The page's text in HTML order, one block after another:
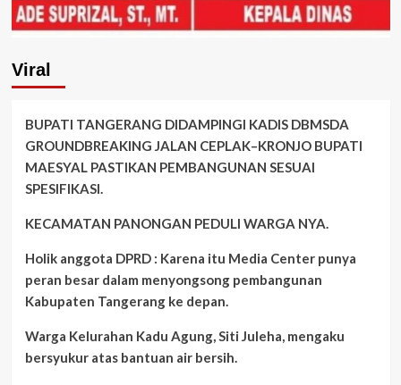
Viral
BUPATI TANGERANG DIDAMPINGI KADIS DBMSDA
GROUNDBREAKING JALAN CEPLAK–KRONJO BUPATI
MAESYAL PASTIKAN PEMBANGUNAN SESUAI
SPESIFIKASI.
KECAMATAN PANONGAN PEDULI WARGA NYA.
Holik anggota DPRD : Karena itu Media Center punya
peran besar dalam menyongsong pembangunan
Kabupaten Tangerang ke depan.
Warga Kelurahan Kadu Agung, Siti Juleha, mengaku
bersyukur atas bantuan air bersih.